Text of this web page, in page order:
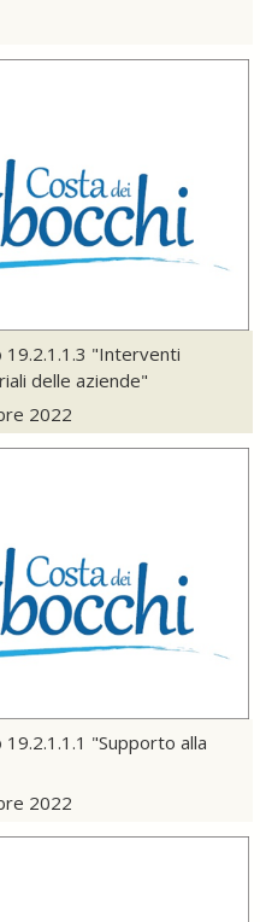
19.2.1.1.3 "Interventi
delle aziende"
2022
"Supporto alla
2022